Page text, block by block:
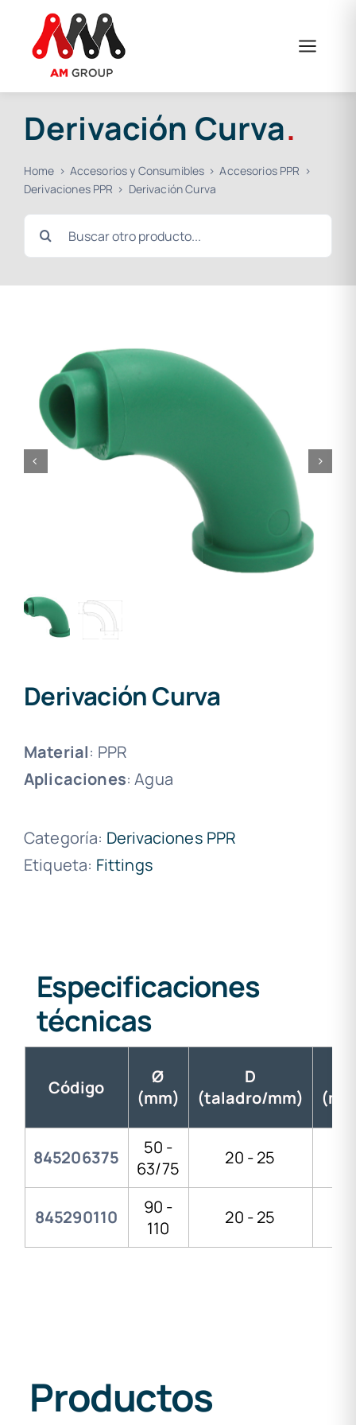
contenido
Derivación Curva.
Home Accesorios y Consumibles
Accesorios PPR
Derivaciones PPR
Derivación Curva
Buscar:
Derivación Curva
Material: PPR
Aplicaciones: Agua
Categoría: Derivaciones PPR
Etiqueta: Fittings
Especificaciones
técnicas
Código
Ø
(mm)
D
(taladro/mm)
845206375
50 -
63/75
20 - 25
845290110
90 -
110
20 - 25
Productos